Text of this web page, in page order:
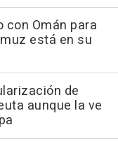
con Omán para
está en su
de
aunque la ve